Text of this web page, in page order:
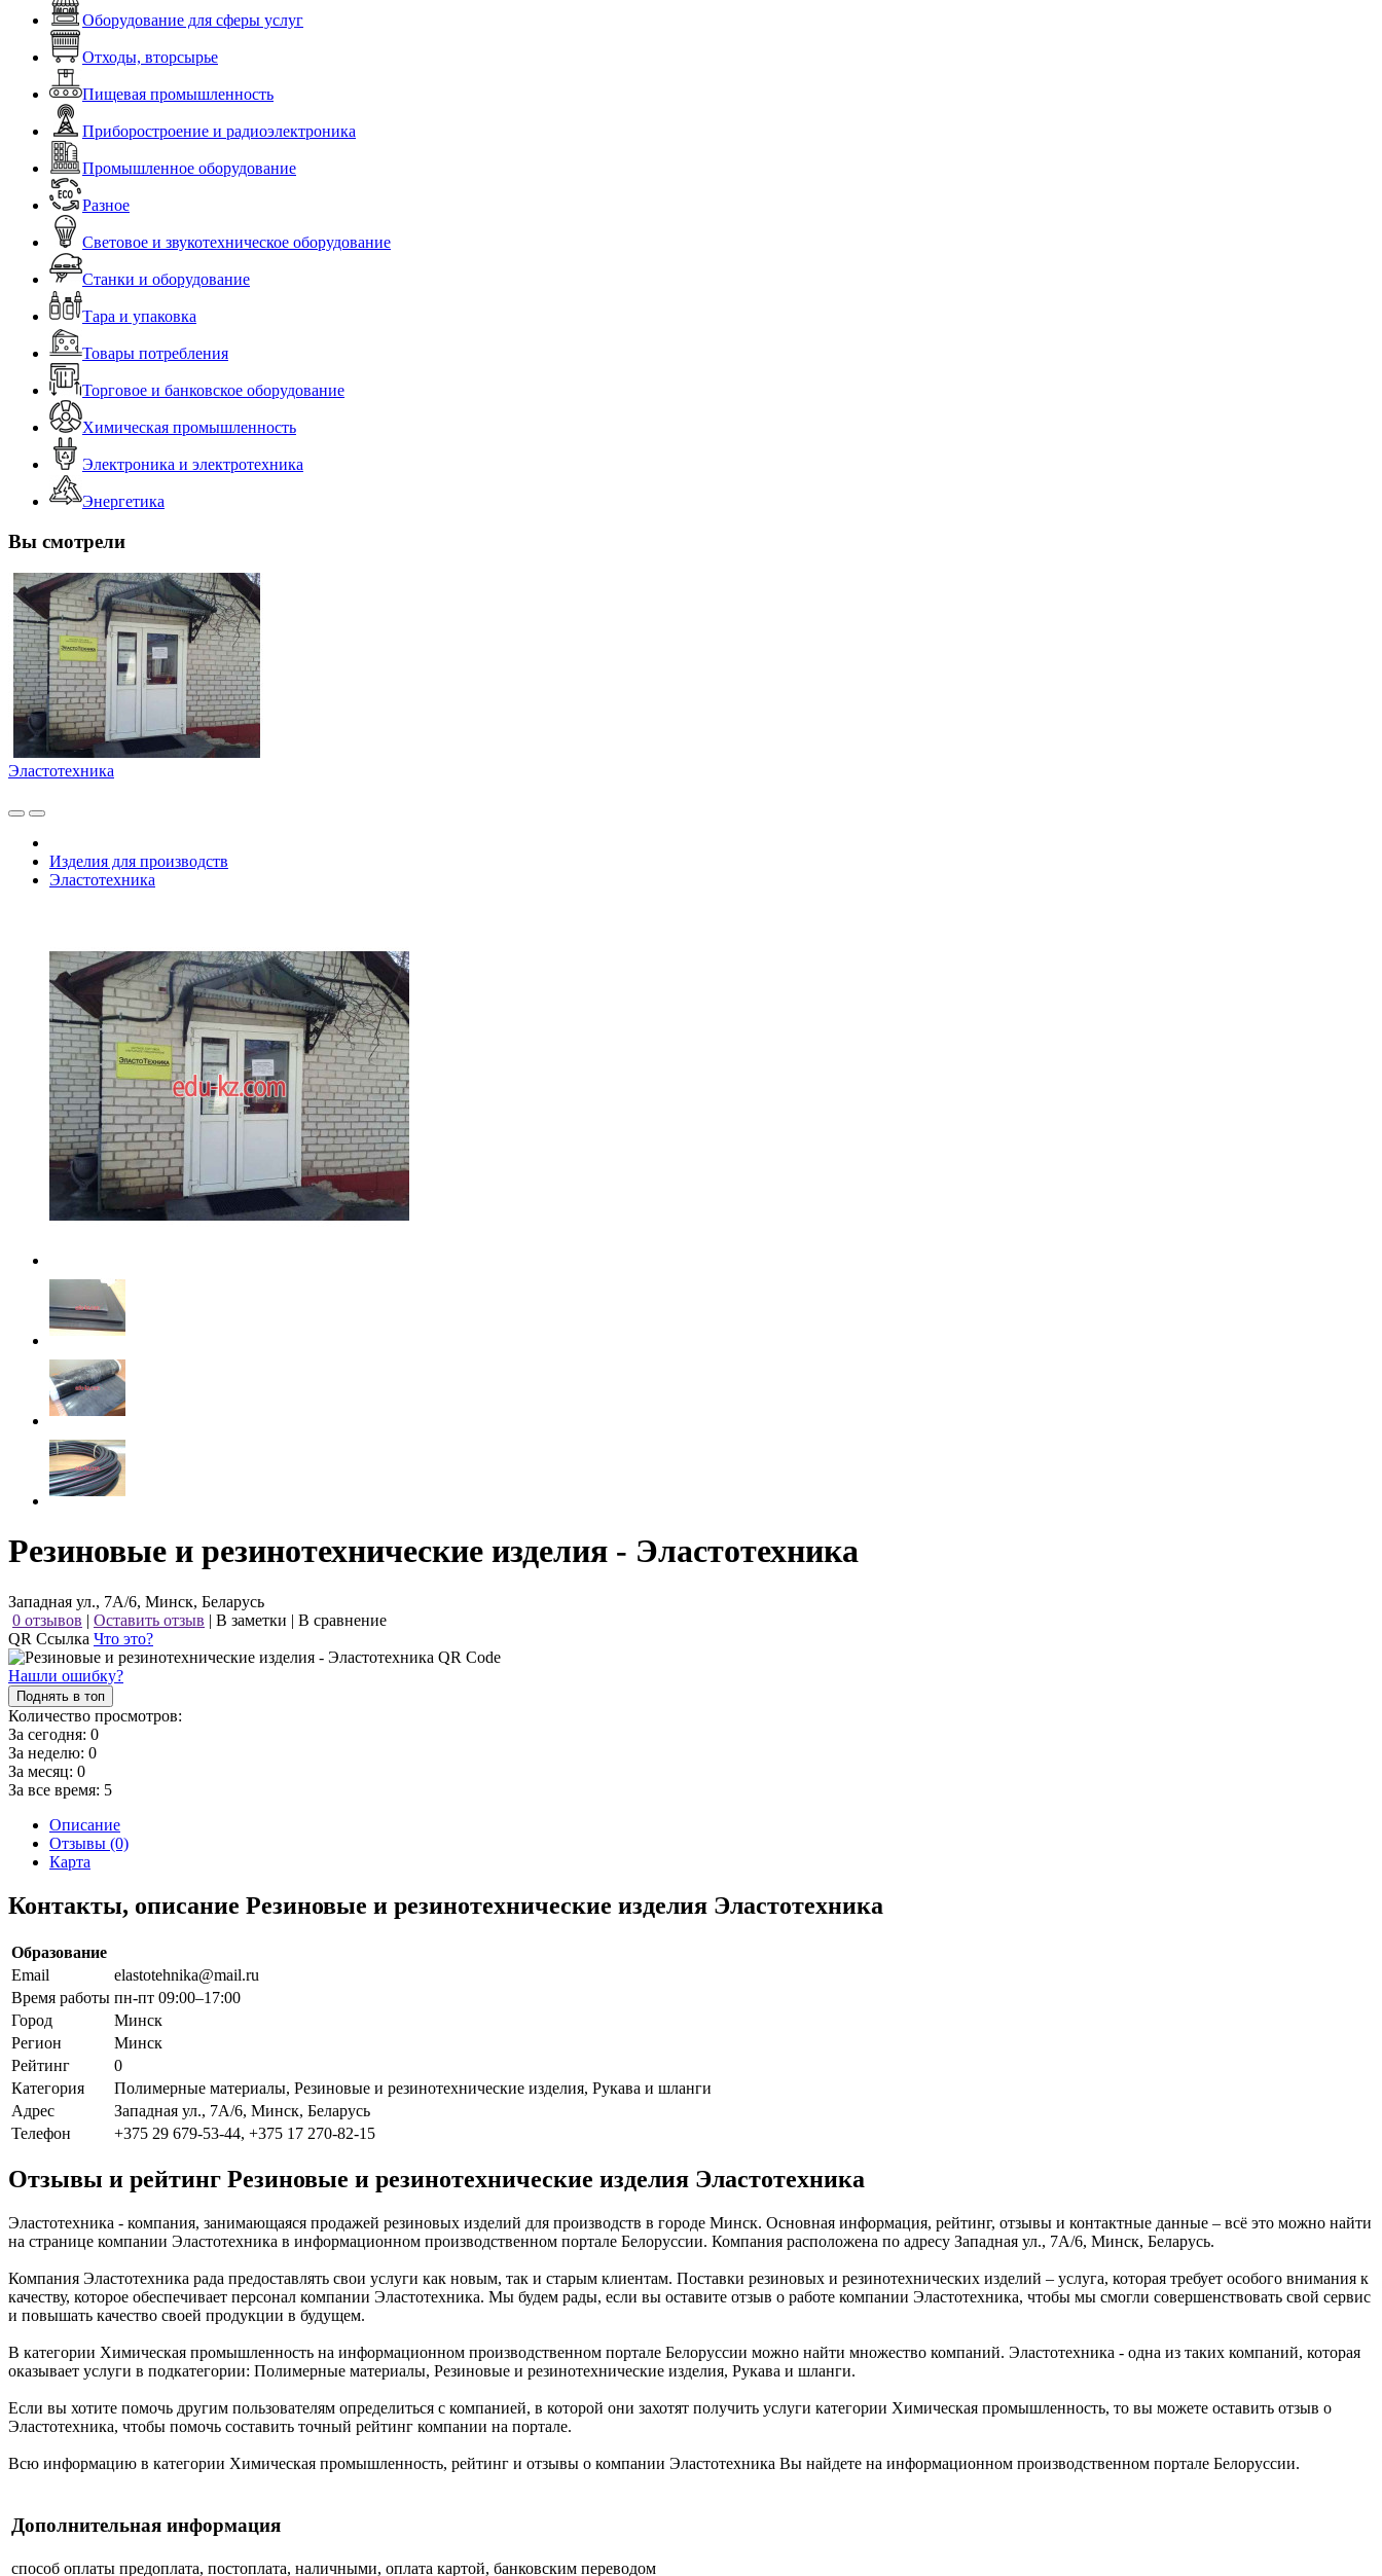
Оборудование для сферы услуг
Отходы, вторсырье
Пищевая промышленность
Приборостроение и радиоэлектроника
Промышленное оборудование
Разное
Световое и звукотехническое оборудование
Станки и оборудование
Тара и упаковка
Товары потребления
Торговое и банковское оборудование
Химическая промышленность
Электроника и электротехника
Энергетика
Вы смотрели
Эластотехника
Изделия для производств
Эластотехника
Резиновые и резинотехнические изделия - Эластотехника
Западная ул., 7А/6, Минск, Беларусь
0 отзывов | Оставить отзыв | В заметки | В сравнение
QR Ссылка Что это?
Нашли ошибку?
Поднять в топ
Количество просмотров:
За сегодня: 0
За неделю: 0
За месяц: 0
За все время: 5
Описание
Отзывы (0)
Карта
Контакты, описание Резиновые и резинотехнические изделия Эластотехника
Образование
Email
elastotehnika@mail.ru
Время работы пн-пт 09:00–17:00
Город
Минск
Регион
Минск
Рейтинг
0
Категория
Полимерные материалы, Резиновые и резинотехнические изделия, Рукава и шланги
Адрес
Западная ул., 7А/6, Минск, Беларусь
Телефон
+375 29 679-53-44, +375 17 270-82-15
Отзывы и рейтинг Резиновые и резинотехнические изделия Эластотехника
Эластотехника - компания, занимающаяся продажей резиновых изделий для производств в городе Минск. Основная информация, рейтинг, отзывы и контактные данные – всё это можно найти
на странице компании Эластотехника в информационном производственном портале Белоруссии. Компания расположена по адресу Западная ул., 7А/6, Минск, Беларусь.
Компания Эластотехника рада предоставлять свои услуги как новым, так и старым клиентам. Поставки резиновых и резинотехнических изделий – услуга, которая требует особого внимания к
качеству, которое обеспечивает персонал компании Эластотехника. Мы будем рады, если вы оставите отзыв о работе компании Эластотехника, чтобы мы смогли совершенствовать свой сервис
и повышать качество своей продукции в будущем.
В категории Химическая промышленность на информационном производственном портале Белоруссии можно найти множество компаний. Эластотехника - одна из таких компаний, которая
оказывает услуги в подкатегории: Полимерные материалы, Резиновые и резинотехнические изделия, Рукава и шланги.
Если вы хотите помочь другим пользователям определиться с компанией, в которой они захотят получить услуги категории Химическая промышленность, то вы можете оставить отзыв о
Эластотехника, чтобы помочь составить точный рейтинг компании на портале.
Всю информацию в категории Химическая промышленность, рейтинг и отзывы о компании Эластотехника Вы найдете на информационном производственном портале Белоруссии.
Дополнительная информация
способ оплаты предоплата, постоплата, наличными, оплата картой, банковским переводом